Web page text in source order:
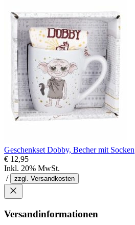
Geschenkset Dobby, Becher mit Socken
€ 12,95
Inkl. 20% MwSt.
/
zzgl. Versandkosten
Versandinformationen